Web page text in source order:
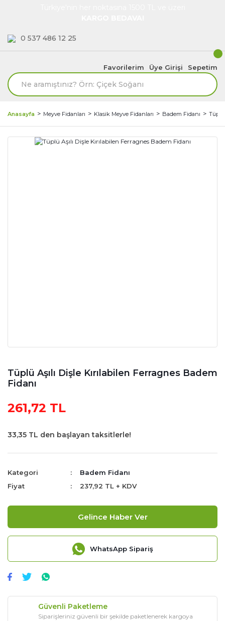
0 537 486 12 25
Favorilerim Üye Girişi Sepetim
Anasayfa Meyve Fidanları Klasik Meyve Fidanları Badem Fidanı Tüplü
Tüplü Aşılı Dişle Kırılabilen Ferragnes Badem
Fidanı
261,72 TL
33,35 TL den başlayan taksitlerle!
Kategori
Badem Fidanı
Fiyat
237,92 TL + KDV
Gelince Haber Ver
WhatsApp Sipariş
Güvenli Paketleme
Siparişleriniz güvenli bir şekilde paketlenerek kargoya